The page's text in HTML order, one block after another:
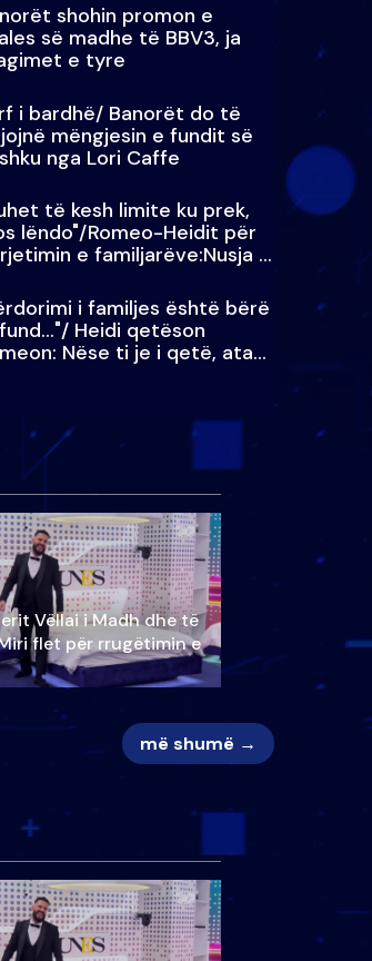
shohin promon e
së madhe të BBV3, ja
e tyre
i bardhë/ Banorët do të
mëngjesin e fundit së
nga Lori Caffe
të kesh limite ku prek,
lëndo"/Romeo-Heidit për
e familjarëve:Nusja e
i familjes është bërë
Heidi qetëson
Nëse ti je i qetë, ata
Vëllai i Madh dhe të
flet për rrugëtimin e
më shumë →